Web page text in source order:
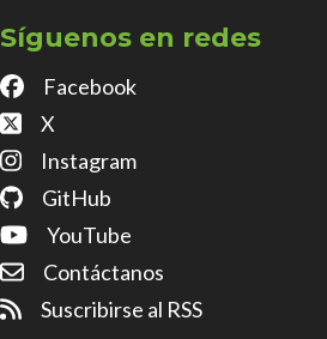
Síguenos en redes
Facebook
X
Instagram
GitHub
YouTube
Contáctanos
Suscribirse al RSS